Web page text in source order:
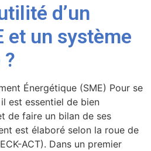
d’un
et un système
Énergétique (SME) Pour se
est essentiel de bien
de faire un bilan de ses
est élaboré selon la roue de
ACT). Dans un premier